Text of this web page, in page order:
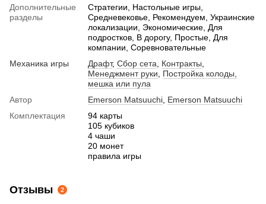
Дополнительные
разделы
Стратегии, Настольные игры,
Средневековье, Рекомендуем, Украинские
локализации, Экономические, Для
подростков, В дорогу, Простые, Для
компании, Соревновательные
Механика игры
Драфт, Сбор сета Контракты
Менеджмент руки
Постройка колоды,
мешка или пула
Автор
Emerson Matsuuchi Emerson Matsuuchi
Комплектация
94 карты
105 кубиков
4 чаши
20 монет
правила игры
Отзывы 2